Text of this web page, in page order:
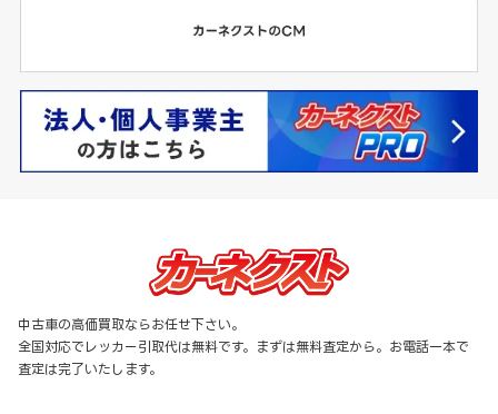
中古車の高価買取ならお任せ下さい。
全国対応でレッカー引取代は無料です。まずは無料査定から。お電話一本で
査定は完了いたします。